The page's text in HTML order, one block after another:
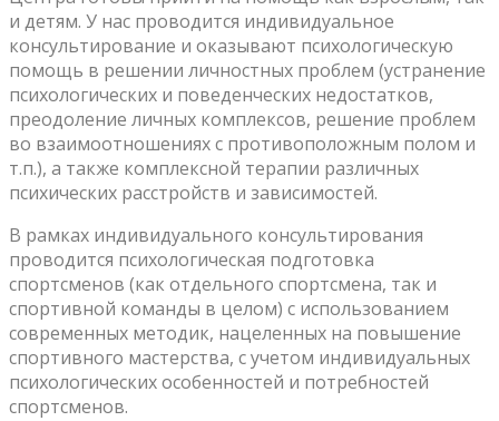
и детям. У нас проводится индивидуальное
консультирование и оказывают психологическую
помощь в решении личностных проблем (устранение
психологических и поведенческих недостатков,
преодоление личных комплексов, решение проблем
во взаимоотношениях с противоположным полом и
т.п.), а также комплексной терапии различных
психических расстройств и зависимостей.
В рамках индивидуального консультирования
проводится психологическая подготовка
спортсменов (как отдельного спортсмена, так и
спортивной команды в целом) с использованием
современных методик, нацеленных на повышение
спортивного мастерства, с учетом индивидуальных
психологических особенностей и потребностей
спортсменов.